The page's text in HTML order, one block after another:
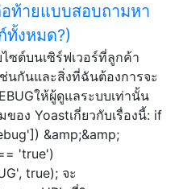
ท้ายแบบสอบถามหา
ทั้งหมด?)
ซต์บนเซิร์ฟเวอร์ที่ลูกค้า
ช่นกันและสิ่งที่ฉันต้องการจะ
ให้ผู้ดูแลระบบเท่านั้น
อง Yoastเกี่ยวกับเรื่องนี้: if
&amp;&amp;
'true')
true); จะ